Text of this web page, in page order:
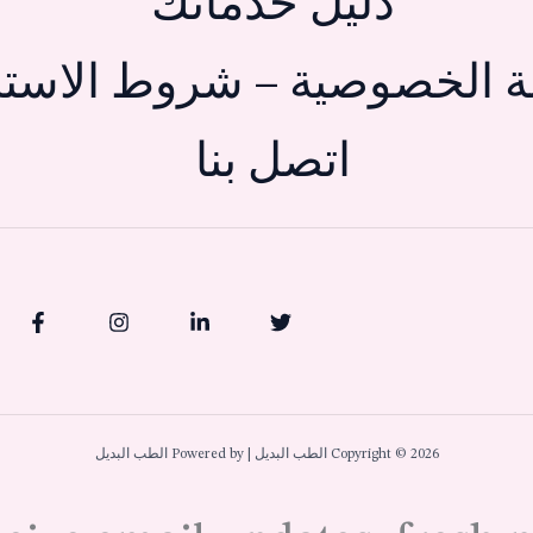
الخصوصية – شروط
اتصل بنا
Copyright © 2026 الطب البديل | Powered by الطب البديل